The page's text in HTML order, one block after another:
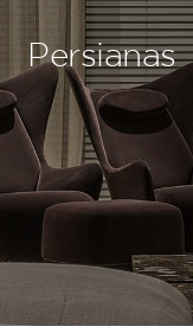
Persianas